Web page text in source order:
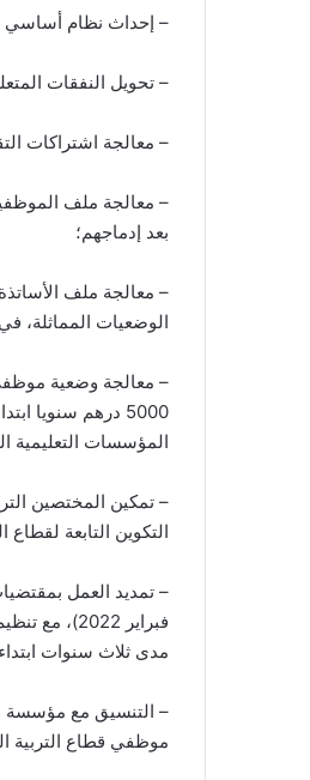
– إحداث نظام أساسي
– تحويل النفقات المتعلقة
– معالجة اشتراكات
– معالجة ملف
بعد إدماجهم؛
– معالجة ملف
الوضعيات المماثلة،
– معالجة وضعية موظفي
المؤسسات التعليمية
– تمكين المختصين
التكوين التابعة لقطاع
فبراير
مدى ثلاث سنوات ابتداء
– التنسيق مع مؤسسة
موظفي قطاع التربية